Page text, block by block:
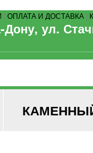
| ОПЛАТА И ДОСТАВКА |
Дону, ул.